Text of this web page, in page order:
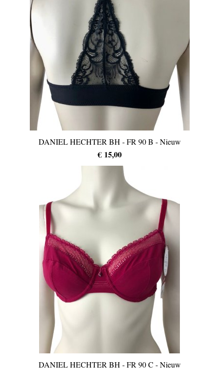
DANIEL HECHTER BH - FR 90 B - Nieuw
€ 15,00
DANIEL HECHTER BH - FR 90 C - Nieuw